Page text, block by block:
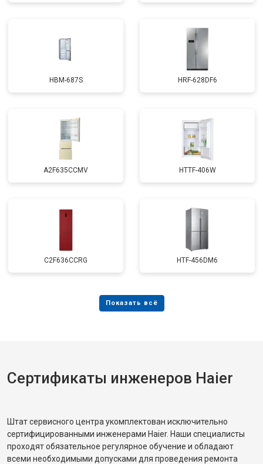
HBM-687S HRF-628DF6
A2F635CCMV HTTF-406W
C2F636CCRG HTF-456DM6
Сертификаты инженеров Haier
Штат сервисного центра укомплектован исключительно
сертифицированными инженерами Haier. Наши специалисты
проходят обязательное регулярное обучение и обладают
всеми необходимыми допусками для проведения ремонта